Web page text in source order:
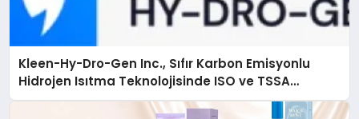
Kleen-Hy-Dro-Gen Inc., Sıfır Karbon Emisyonlu
Hidrojen Isıtma Teknolojisinde ISO ve TSSA
Düzenleyici Onaylarını Aldı